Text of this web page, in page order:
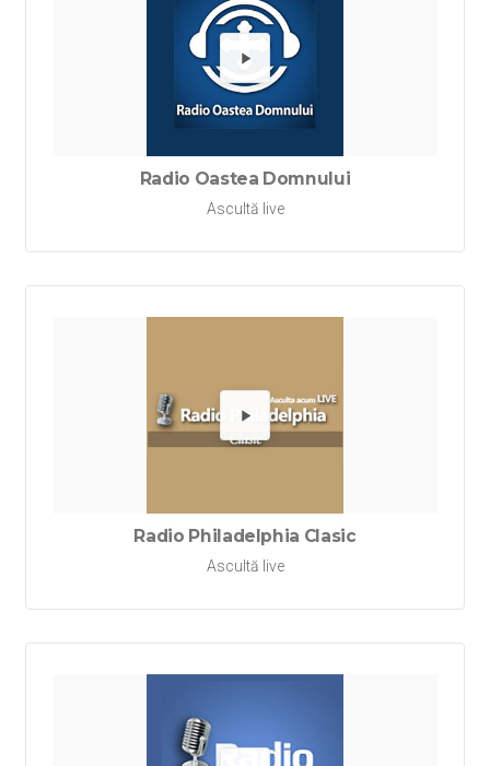
Redă
Radio Oastea Domnului
Ascultă live
Redă
Radio Philadelphia Clasic
Ascultă live